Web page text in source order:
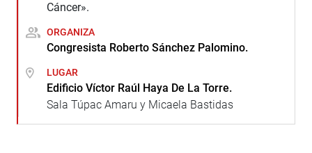
Cáncer».
ORGANIZA
Congresista Roberto Sánchez Palomino.
LUGAR
Edificio Víctor Raúl Haya De La Torre.
Sala Túpac Amaru y Micaela Bastidas